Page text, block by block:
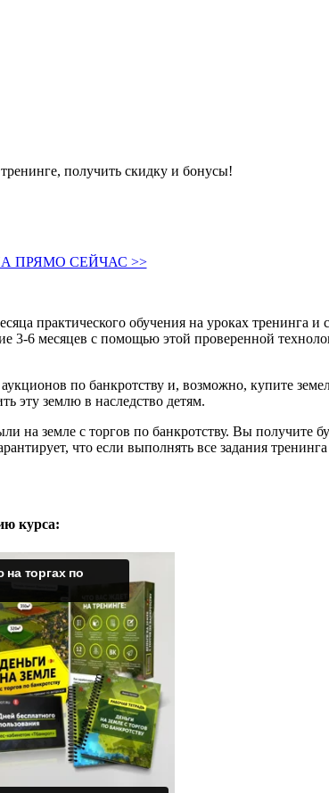
получить скидку и бонусы!
ПРЯМО СЕЙЧАС >>
практического обучения на уроках тренинга
6 месяцев с помощью этой проверенной
по банкротству и, возможно, купите
эту землю в наследство детям.
на земле с торгов по банкротству. Вы получите
что если выполнять все задания
курса: